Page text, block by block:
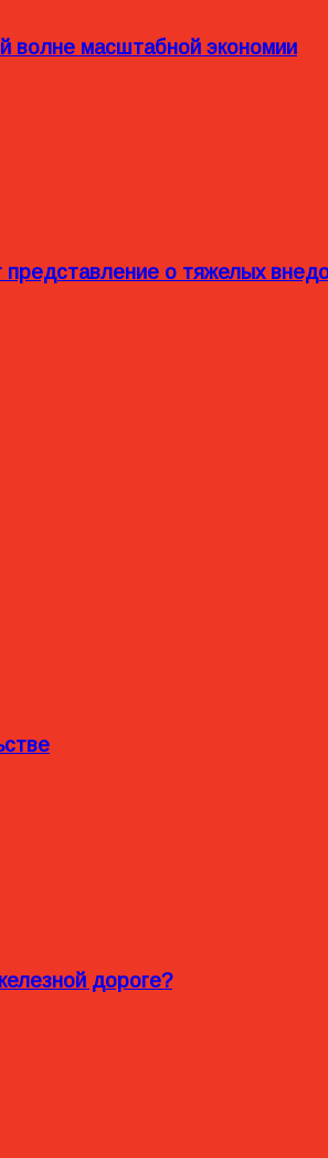
волне масштабной экономии
о тяжелых
дороге?